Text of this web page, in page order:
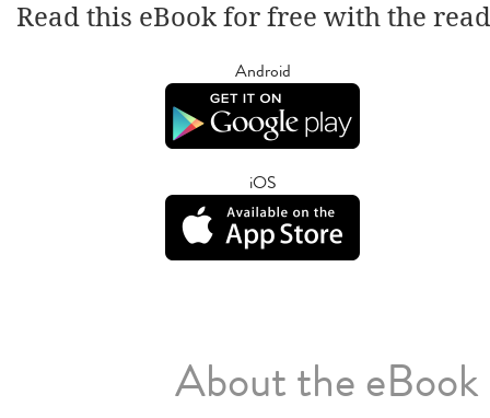
Read this eBook for free with the
Android
iOS
About the eBook